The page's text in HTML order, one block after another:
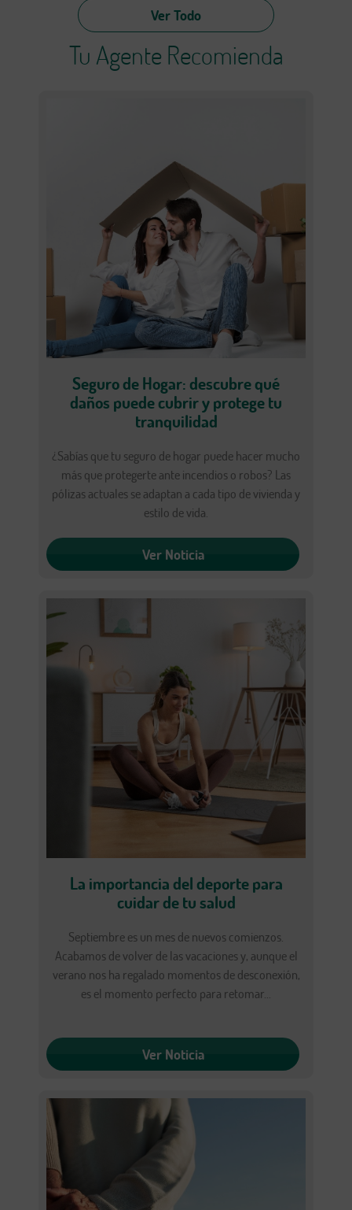
Ver Todo
Tu Agente Recomienda
Seguro de Hogar: descubre qué
daños puede cubrir y protege tu
tranquilidad
¿Sabías que tu seguro de hogar puede hacer mucho
más que protegerte ante incendios o robos? Las
pólizas actuales se adaptan a cada tipo de vivienda y
estilo de vida.
Ver Noticia
La importancia del deporte para
cuidar de tu salud
Septiembre es un mes de nuevos comienzos.
Acabamos de volver de las vacaciones y, aunque el
verano nos ha regalado momentos de desconexión,
es el momento perfecto para retomar...
Ver Noticia